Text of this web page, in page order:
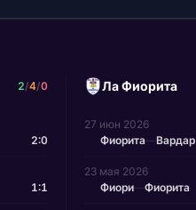
2/4/0
2:0
1:1
Ла Фиорита
27 июн 2026
Фиорита—Вардар
23 мая 2026
Фиори—Фиорита